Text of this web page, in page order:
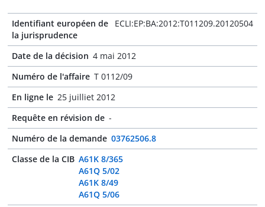
Identifiant européen de
la jurisprudence
ECLI:EP:BA:2012:T011209.20120504
Date de la décision 4 mai 2012
Numéro de l'affaire T 0112/09
En ligne le 25 juilliet 2012
Requête en révision de -
Numéro de la demande 03762506.8
Classe de la CIB A61K 8/365
A61Q 5/02
A61K 8/49
A61Q 5/06